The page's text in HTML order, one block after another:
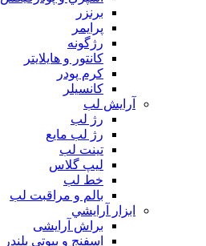
برنزر
پرايمر
رژگونه
كانتور و هايلايتر
كرم پودر
كانسيلر
آرايش لب
رژ لب
رژ لب مایع
تینت لب
لیپ گلاس
خط لب
بالم و مراقبت لب
ابزار آرايشي
براش آرایشی
اسفنج و بیوتی بلندر